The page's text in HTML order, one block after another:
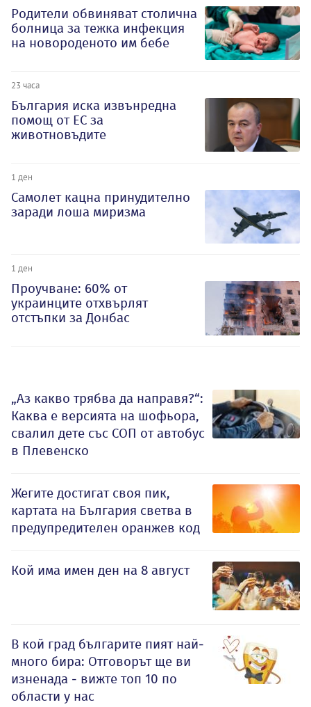
Родители обвиняват столична
болница за тежка инфекция
на новороденото им бебе
23 часа
България иска извънредна
помощ от ЕС за
животновъдите
1 ден
Самолет кацна принудително
заради лоша миризма
1 ден
Проучване: 60% от
украинците отхвърлят
отстъпки за Донбас
„Аз какво трябва да направя?“:
Каква е версията на шофьора,
свалил дете със СОП от автобус
в Плевенско
Жегите достигат своя пик,
картата на България светва в
предупредителен оранжев код
Кой има имен ден на 8 август
В кой град българите пият най-
много бира: Отговорът ще ви
изненада - вижте топ 10 по
области у нас